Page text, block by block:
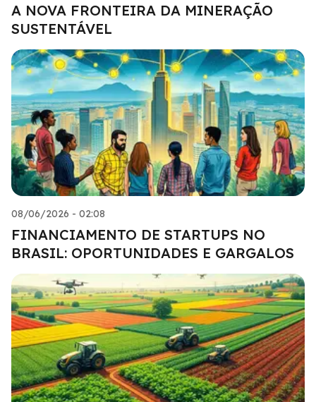
A NOVA FRONTEIRA DA MINERAÇÃO
SUSTENTÁVEL
08/06/2026 - 02:08
FINANCIAMENTO DE STARTUPS NO
BRASIL: OPORTUNIDADES E GARGALOS